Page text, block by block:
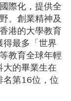
際化，提供全
、創業精神及
港的大學教育
最多「世界
教育全球年輕
的畢業生在
名第16位，位